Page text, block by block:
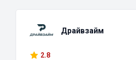
Драйвзайм
2.8